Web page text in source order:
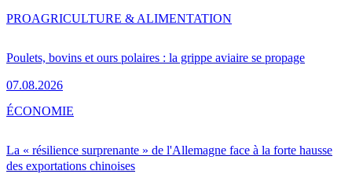
Poulets, bovins et ours polaires : la grippe aviaire se propage
07.08.2026
PROAGRICULTURE & ALIMENTATION
La « résilience surprenante » de l'Allemagne face à la forte hausse
des exportations chinoises
ÉCONOMIE